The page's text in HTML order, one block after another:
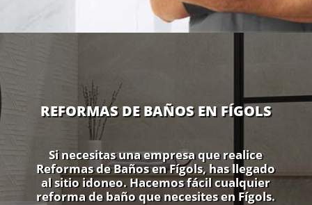
REFORMAS DE BAÑOS EN FÍGOLS
Si necesitas una empresa que realice
Reformas de Baños en Fígols, has llegado
al sitio idoneo. Hacemos fácil cualquier
reforma de baño que necesites en Fígols.